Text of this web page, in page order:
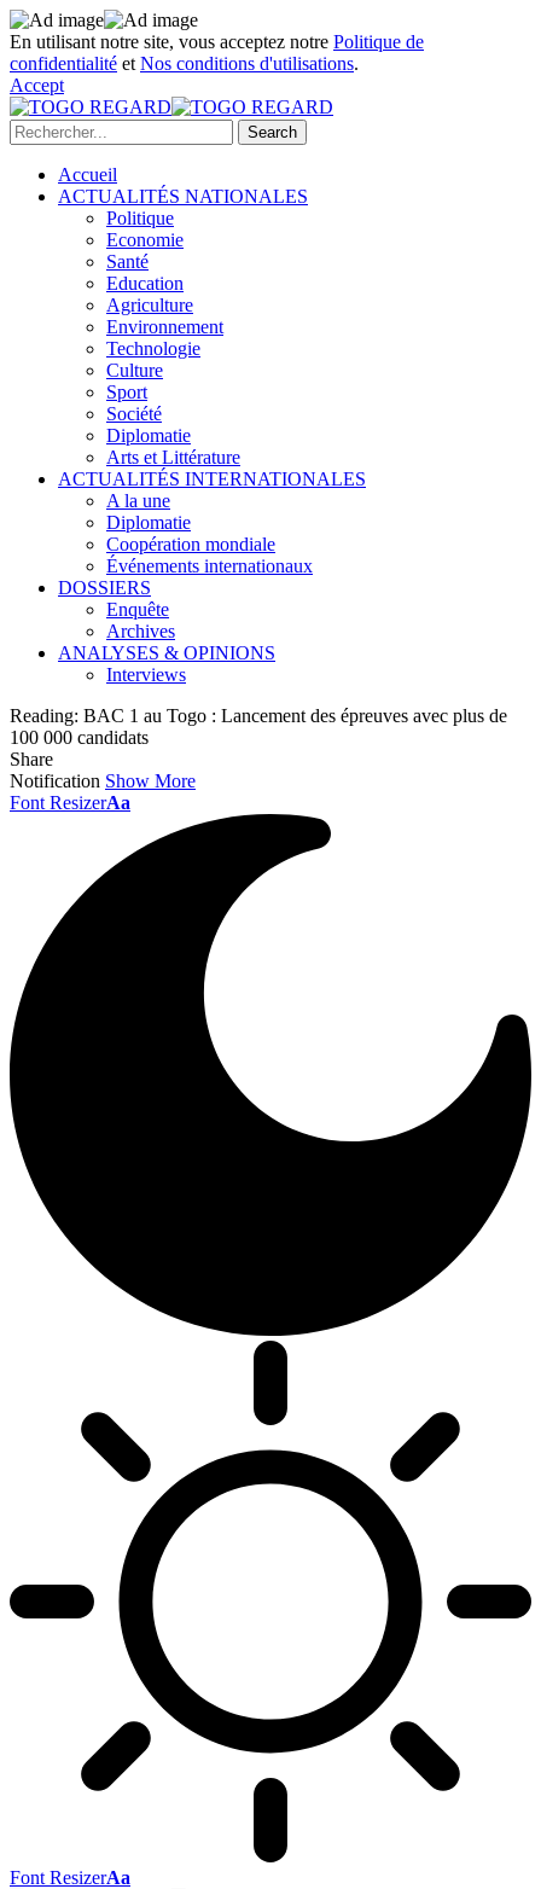
En utilisant notre site, vous acceptez notre Politique de
confidentialité et Nos conditions d'utilisations.
Accept
Accueil
ACTUALITÉS NATIONALES
Politique
Economie
Santé
Education
Agriculture
Environnement
Technologie
Culture
Sport
Société
Diplomatie
Arts et Littérature
ACTUALITÉS INTERNATIONALES
A la une
Diplomatie
Coopération mondiale
Événements internationaux
DOSSIERS
Enquête
Archives
ANALYSES & OPINIONS
Interviews
Reading: BAC 1 au Togo : Lancement des épreuves avec plus de
100 000 candidats
Share
Notification Show More
Font ResizerAa
Font ResizerAa